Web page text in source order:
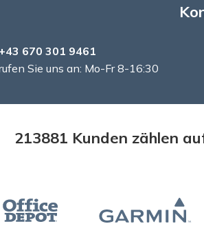
+43 670 301 9461
Sie uns an: Mo-Fr 8-16:30
213881 Kunden zählen